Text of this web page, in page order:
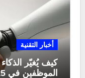
أخبار التقنية
كيف يُغيّر
الموظفين في 2025؟ أبرز التحولات المهنية